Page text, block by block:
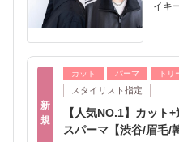
イキ
新
規
カット パーマ トリ
スタイリスト指定
【人気NO.1】カット
スパーマ【渋谷/眉毛/